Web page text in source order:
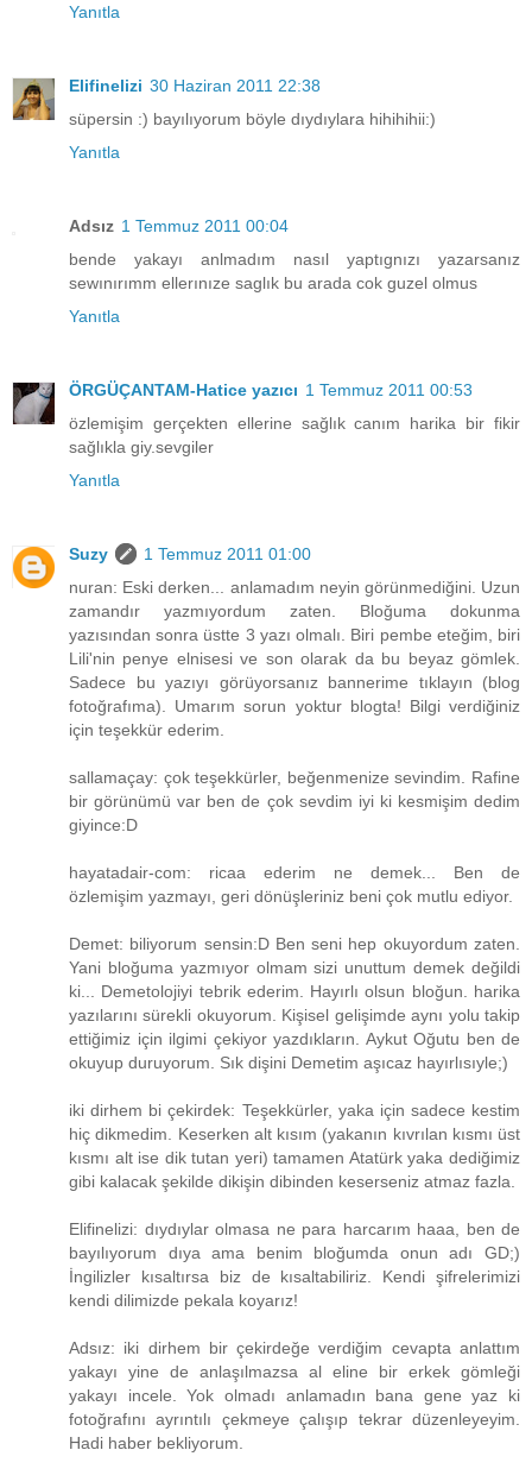
Yanıtla
Elifinelizi 30 Haziran 2011 22:38
süpersin :) bayılıyorum böyle dıydıylara hihihihii:)
Yanıtla
Adsız 1 Temmuz 2011 00:04
bende yakayı anlmadım nasıl yaptıgnızı yazarsanız
sewınırımm ellerınıze saglık bu arada cok guzel olmus
Yanıtla
ÖRGÜÇANTAM-Hatice yazıcı 1 Temmuz 2011 00:53
özlemişim gerçekten ellerine sağlık canım harika bir fikir
sağlıkla giy.sevgiler
Yanıtla
Suzy
1 Temmuz 2011 01:00
nuran: Eski derken... anlamadım neyin görünmediğini. Uzun
zamandır yazmıyordum zaten. Bloğuma dokunma
yazısından sonra üstte 3 yazı olmalı. Biri pembe eteğim, biri
Lili'nin penye elnisesi ve son olarak da bu beyaz gömlek.
Sadece bu yazıyı görüyorsanız bannerime tıklayın (blog
fotoğrafıma). Umarım sorun yoktur blogta! Bilgi verdiğiniz
için teşekkür ederim.
sallamaçay: çok teşekkürler, beğenmenize sevindim. Rafine
bir görünümü var ben de çok sevdim iyi ki kesmişim dedim
giyince:D
hayatadair-com: ricaa ederim ne demek... Ben de
özlemişim yazmayı, geri dönüşleriniz beni çok mutlu ediyor.
Demet: biliyorum sensin:D Ben seni hep okuyordum zaten.
Yani bloğuma yazmıyor olmam sizi unuttum demek değildi
ki... Demetolojiyi tebrik ederim. Hayırlı olsun bloğun. harika
yazılarını sürekli okuyorum. Kişisel gelişimde aynı yolu takip
ettiğimiz için ilgimi çekiyor yazdıkların. Aykut Oğutu ben de
okuyup duruyorum. Sık dişini Demetim aşıcaz hayırlısıyle;)
iki dirhem bi çekirdek: Teşekkürler, yaka için sadece kestim
hiç dikmedim. Keserken alt kısım (yakanın kıvrılan kısmı üst
kısmı alt ise dik tutan yeri) tamamen Atatürk yaka dediğimiz
gibi kalacak şekilde dikişin dibinden keserseniz atmaz fazla.
Elifinelizi: dıydıylar olmasa ne para harcarım haaa, ben de
bayılıyorum dıya ama benim bloğumda onun adı GD;)
İngilizler kısaltırsa biz de kısaltabiliriz. Kendi şifrelerimizi
kendi dilimizde pekala koyarız!
Adsız: iki dirhem bir çekirdeğe verdiğim cevapta anlattım
yakayı yine de anlaşılmazsa al eline bir erkek gömleği
yakayı incele. Yok olmadı anlamadın bana gene yaz ki
fotoğrafını ayrıntılı çekmeye çalışıp tekrar düzenleyeyim.
Hadi haber bekliyorum.